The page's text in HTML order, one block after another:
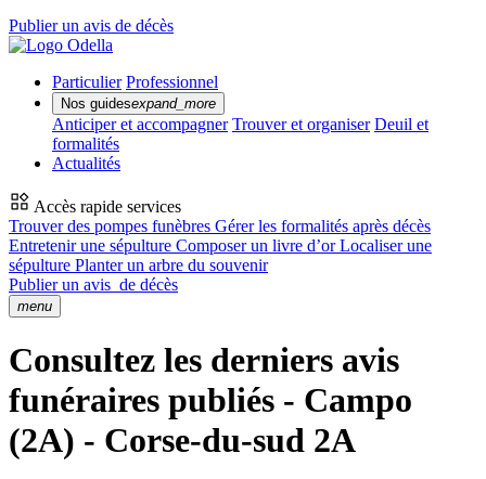
Publier un avis de décès
Particulier Professionnel
Nos guidesexpand_more
Anticiper et accompagner Trouver et organiser Deuil et
formalités
Actualités
Accès rapide services
Trouver des pompes funèbres Gérer les formalités après décès
Entretenir une sépulture Composer un livre d’orLocaliser une
sépulture Planter un arbre du souvenir
Publier un avis de décès
menu
Consultez les derniers avis
funéraires publiés - Campo
(2A) - Corse-du-sud 2A